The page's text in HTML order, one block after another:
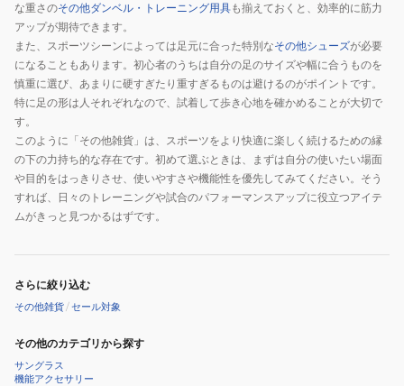
な重さのその他ダンベル・トレーニング用具も揃えておくと、効率的に筋力
アップが期待できます。
また、スポーツシーンによっては足元に合った特別なその他シューズが必要
になることもあります。初心者のうちは自分の足のサイズや幅に合うものを
慎重に選び、あまりに硬すぎたり重すぎるものは避けるのがポイントです。
特に足の形は人それぞれなので、試着して歩き心地を確かめることが大切で
す。
このように「その他雑貨」は、スポーツをより快適に楽しく続けるための縁
の下の力持ち的な存在です。初めて選ぶときは、まずは自分の使いたい場面
や目的をはっきりさせ、使いやすさや機能性を優先してみてください。そう
すれば、日々のトレーニングや試合のパフォーマンスアップに役立つアイテ
ムがきっと見つかるはずです。
さらに絞り込む
その他雑貨/セール対象
その他のカテゴリから探す
サングラス
機能アクセサリー